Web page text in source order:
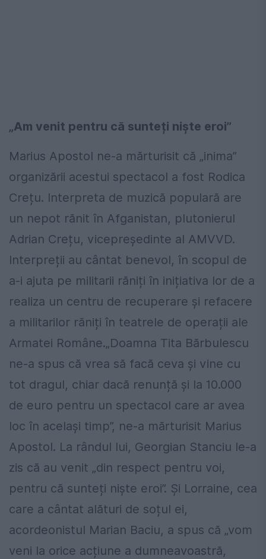
„Am venit pentru că sunteți niște eroi”
Marius Apostol ne-a mărturisit că „inima”
organizării acestui spectacol a fost Rodica
Crețu. Interpreta de muzică populară are
un nepot rănit în Afganistan, plutonierul
Adrian Crețu, vicepreședinte al AMVVD.
Interpreții au cântat benevol, în scopul de
a-i ajuta pe militarii răniți în inițiativa lor de a
realiza un centru de recuperare și refacere
a militarilor răniți în teatrele de operații ale
Armatei Române.„Doamna Tita Bărbulescu
ne-a spus că vrea să facă ceva și vine cu
tot dragul, chiar dacă renunță și la 10.000
de euro pentru un spectacol care ar avea
loc în același timp”, ne-a mărturisit Marius
Apostol. La rândul lui, Georgian Stanciu le-a
zis că au venit „din respect pentru voi,
pentru că sunteți niște eroi”. Și Lorraine, cea
care a cântat alături de soțul ei,
acordeonistul Marian Baciu, a spus că „vom
veni la orice acțiune a dumneavoastră,